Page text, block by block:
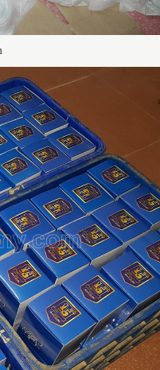
VỤ IN LOGO LÊN GỐM
QUÀ TẶNG SANG